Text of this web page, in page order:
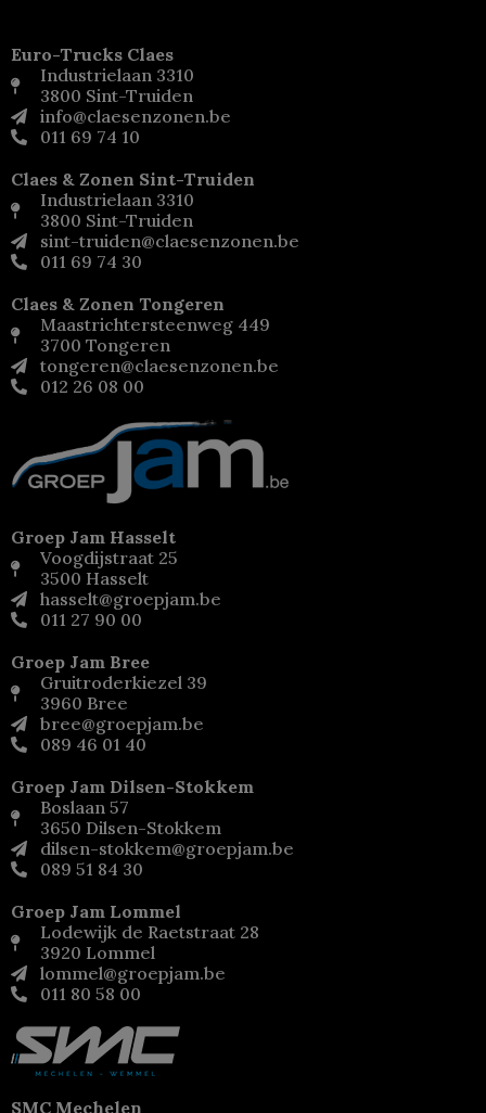
Euro-Trucks Claes
Industrielaan 3310
3800 Sint-Truiden
info@claesenzonen.be
011 69 74 10
Claes & Zonen Sint-Truiden
Industrielaan 3310
3800 Sint-Truiden
sint-truiden@claesenzonen.be
011 69 74 30
Claes & Zonen Tongeren
Maastrichtersteenweg 449
3700 Tongeren
tongeren@claesenzonen.be
012 26 08 00
Groep Jam Hasselt
Voogdijstraat 25
3500 Hasselt
hasselt@groepjam.be
011 27 90 00
Groep Jam Bree
Gruitroderkiezel 39
3960 Bree
bree@groepjam.be
089 46 01 40
Groep Jam Dilsen-Stokkem
Boslaan 57
3650 Dilsen-Stokkem
dilsen-stokkem@groepjam.be
089 51 84 30
Groep Jam Lommel
Lodewijk de Raetstraat 28
3920 Lommel
lommel@groepjam.be
011 80 58 00
SMC Mechelen